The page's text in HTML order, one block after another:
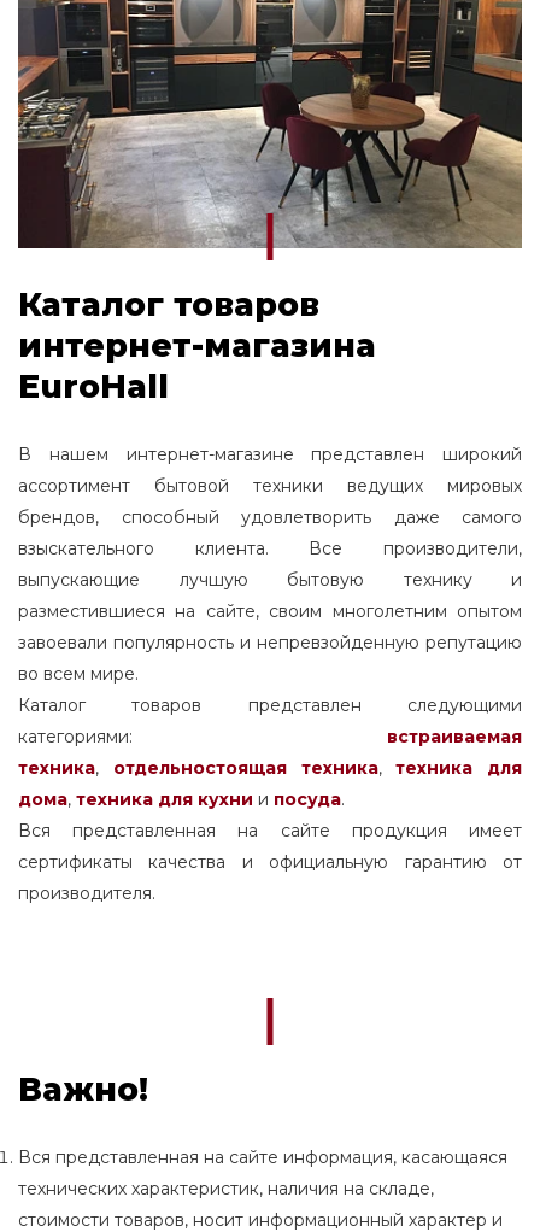
Каталог товаров
интернет-магазина
EuroHall
В нашем интернет-магазине представлен широкий
ассортимент бытовой техники ведущих мировых
брендов, способный удовлетворить даже самого
взыскательного клиента. Все производители,
выпускающие лучшую бытовую технику и
разместившиеся на сайте, своим многолетним опытом
завоевали популярность и непревзойденную репутацию
во всем мире.
Каталог товаров представлен следующими
категориями: встраиваемая
техника, отдельностоящаятехника,
техника для
дома, техника для кухни и посуда.
Вся представленная на сайте продукция имеет
сертификаты качества и официальную гарантию от
производителя.
Важно!
Вся представленная на сайте информация, касающаяся
технических характеристик, наличия на складе,
стоимости товаров, носит информационный характер и